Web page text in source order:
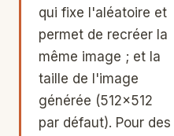
qui fixe l'aléatoire et
permet de recréer la
même image ; et la
taille de l'image
générée (512×512
par défaut). Pour des